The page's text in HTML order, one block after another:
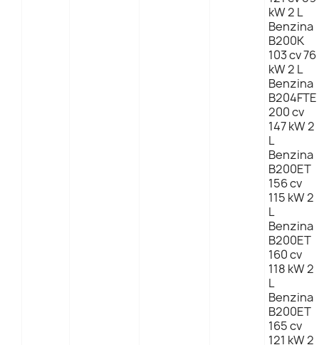
kW 2 L
Benzina
B200K
103 cv 76
kW 2 L
Benzina
B204FTE
200 cv
147 kW 2
L
Benzina
B200ET
156 cv
115 kW 2
L
Benzina
B200ET
160 cv
118 kW 2
L
Benzina
B200ET
165 cv
121 kW 2